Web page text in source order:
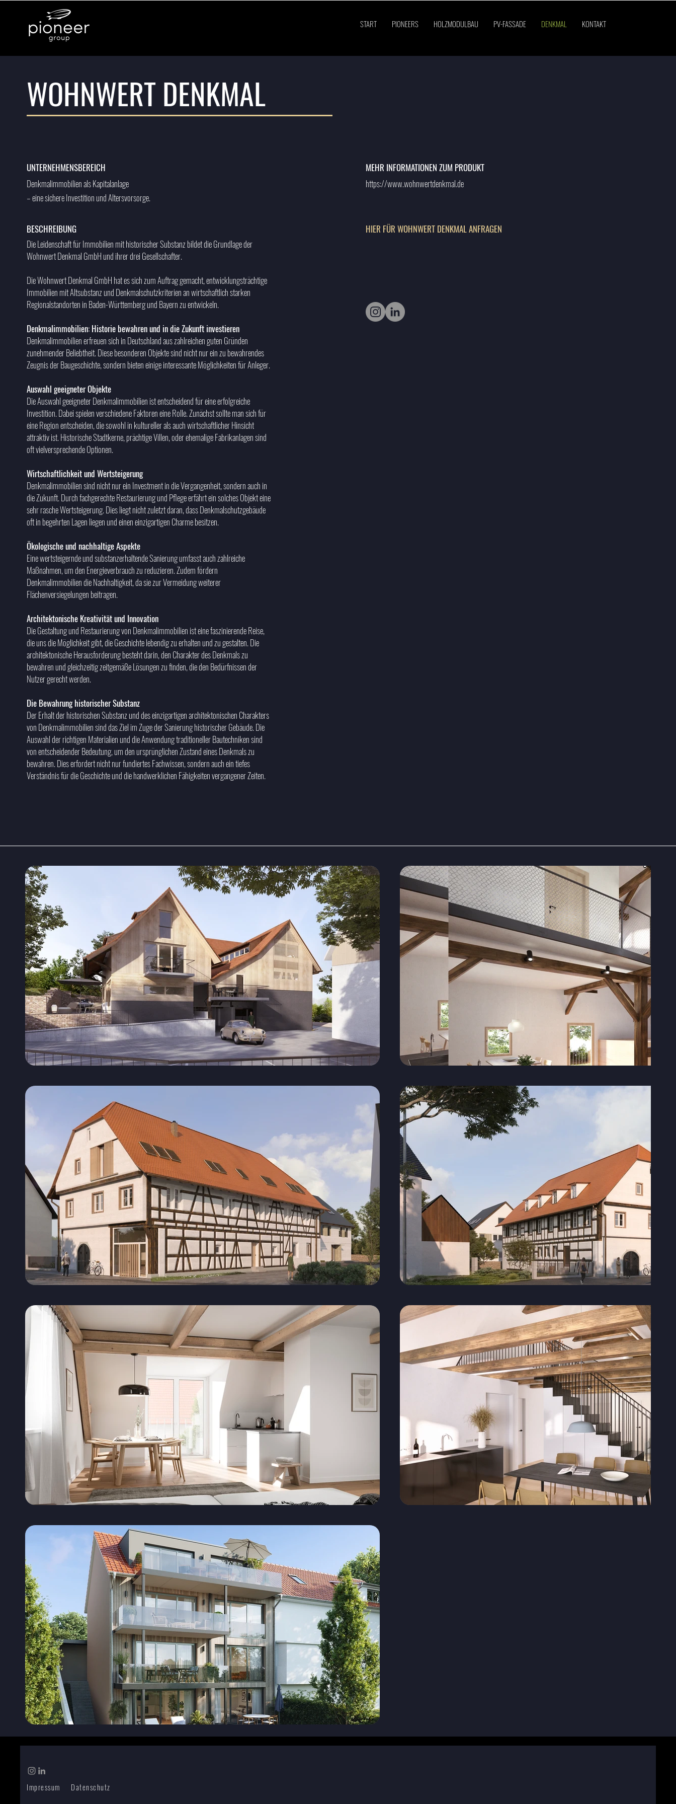
START PIONEERS HOLZMODULBAU PV-FASSADE DENKMAL KONTAKT
WOHNWERT DENKMAL
UNTERNEHMENSBEREICH
Denkmalimmobilien als Kapitalanlage
– eine sichere Investition und Altersvorsorge.
BESCHREIBUNG
Die Leidenschaft für Immobilien mit historischer Substanz bildet die Grundlage der
Wohnwert Denkmal GmbH und ihrer drei Gesellschafter.
Die Wohnwert Denkmal GmbH hat es sich zum Auftrag gemacht, entwicklungsträchtige
Immobilien mit Altsubstanz und Denkmalschutzkriterien an wirtschaftlich starken
Regionalstandorten in Baden-Württemberg und Bayern zu entwickeln.
Denkmalimmobilien: Historie bewahren und in die Zukunft investieren
Denkmalimmobilien erfreuen sich in Deutschland aus zahlreichen guten Gründen
zunehmender Beliebtheit. Diese besonderen Objekte sind nicht nur ein zu bewahrendes
Zeugnis der Baugeschichte, sondern bieten einige interessante Möglichkeiten für Anleger.
Auswahl geeigneter Objekte
Die Auswahl geeigneter Denkmalimmobilien ist entscheidend für eine erfolgreiche
Investition. Dabei spielen verschiedene Faktoren eine Rolle. Zunächst sollte man sich für
eine Region entscheiden, die sowohl in kultureller als auch wirtschaftlicher Hinsicht
attraktiv ist. Historische Stadtkerne, prächtige Villen, oder ehemalige Fabrikanlagen sind
oft vielversprechende Optionen.
Wirtschaftlichkeit und Wertsteigerung
Denkmalimmobilien sind nicht nur ein Investment in die Vergangenheit, sondern auch in
die Zukunft. Durch fachgerechte Restaurierung und Pflege erfährt ein solches Objekt eine
sehr rasche Wertsteigerung. Dies liegt nicht zuletzt daran, dass Denkmalschutzgebäude
oft in begehrten Lagen liegen und einen einzigartigen Charme besitzen.
Ökologische und nachhaltige Aspekte
Eine wertsteigernde und substanzerhaltende Sanierung umfasst auch zahlreiche
Maßnahmen, um den Energieverbrauch zu reduzieren. Zudem fördern
Denkmalimmobilien die Nachhaltigkeit, da sie zur Vermeidung weiterer
Flächenversiegelungen beitragen.
Architektonische Kreativität und Innovation
Die Gestaltung und Restaurierung von Denkmalimmobilien ist eine faszinierende Reise,
die uns die Möglichkeit gibt, die Geschichte lebendig zu erhalten und zu gestalten. Die
architektonische Herausforderung besteht darin, den Charakter des Denkmals zu
bewahren und gleichzeitig zeitgemäße Lösungen zu finden, die den Bedürfnissen der
Nutzer gerecht werden.
Die Bewahrung historischer Substanz
Der Erhalt der historischen Substanz und des einzigartigen architektonischen Charakters
von Denkmalimmobilien sind das Ziel im Zuge der Sanierung historischer Gebäude. Die
Auswahl der richtigen Materialien und die Anwendung traditioneller Bautechniken sind
von entscheidender Bedeutung, um den ursprünglichen Zustand eines Denkmals zu
bewahren. Dies erfordert nicht nur fundiertes Fachwissen, sondern auch ein tiefes
Verständnis für die Geschichte und die handwerklichen Fähigkeiten vergangener Zeiten.
MEHR INFORMATIONEN ZUM PRODUKT
https://www.wohnwertdenkmal.de
HIER FÜR WOHNWERT DENKMAL ANFRAGEN
Impressum Datenschutz